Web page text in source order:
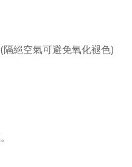
絕空氣可避免氧化褪色)